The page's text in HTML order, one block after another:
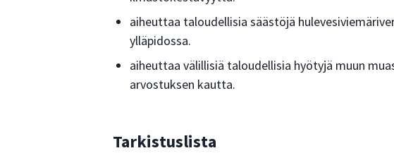
aiheuttaa taloudellisia säästöjä
ylläpidossa.
aiheuttaa välillisiä taloudellisia hyötyjä muun
arvostuksen kautta.
Tarkistuslista